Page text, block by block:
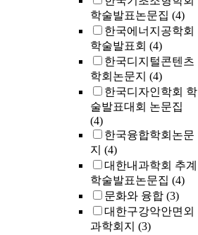
학술발표논문집 (4)
한국에너지공학회
학술발표회 (4)
한국디지털콘텐츠
학회논문지 (4)
한국디자인학회 학
술발표대회 논문집
(4)
한국융합학회논문
지 (4)
대한내과학회 추계
학술발표논문집 (4)
문화와 융합 (3)
대한구강악안면외
과학회지 (3)